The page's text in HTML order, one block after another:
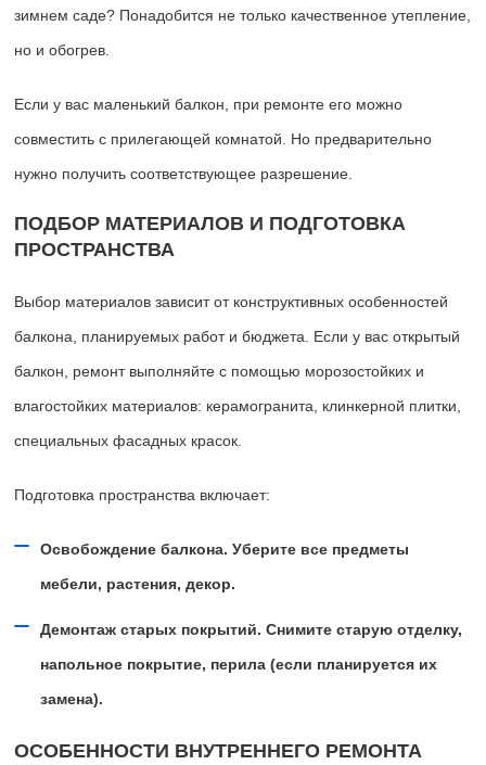
зимнем саде? Понадобится не только качественное утепление,
но и обогрев.
Если у вас маленький балкон, при ремонте его можно
совместить с прилегающей комнатой. Но предварительно
нужно получить соответствующее разрешение.
ПОДБОР МАТЕРИАЛОВ И ПОДГОТОВКА
ПРОСТРАНСТВА
Выбор материалов зависит от конструктивных особенностей
балкона, планируемых работ и бюджета. Если у вас открытый
балкон, ремонт выполняйте с помощью морозостойких и
влагостойких материалов: керамогранита, клинкерной плитки,
специальных фасадных красок.
Подготовка пространства включает:
Освобождение балкона. Уберите все предметы
мебели, растения, декор.
Демонтаж старых покрытий. Снимите старую отделку,
напольное покрытие, перила (если планируется их
замена).
ОСОБЕННОСТИ ВНУТРЕННЕГО РЕМОНТА